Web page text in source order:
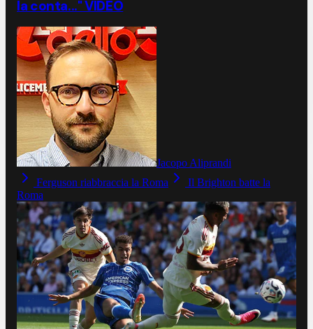
la conta..." VIDEO
Jacopo Aliprandi
Ferguson riabbraccia la Roma
Il Brighton batte la
Roma